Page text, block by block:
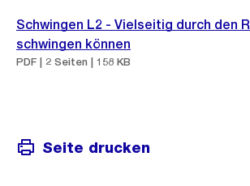
Schwingen L2 - Vielseitig durch den
schwingen können
PDF | 2 Seiten | 158 KB
Seite drucken